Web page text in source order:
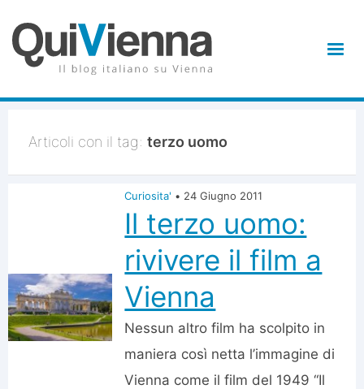
Articoli con il tag: terzo uomo
Curiosita' • 24 Giugno 2011
Il terzo uomo:
rivivere il film a
Vienna
Nessun altro film ha scolpito in
maniera così netta l’immagine di
Vienna come il film del 1949 “Il